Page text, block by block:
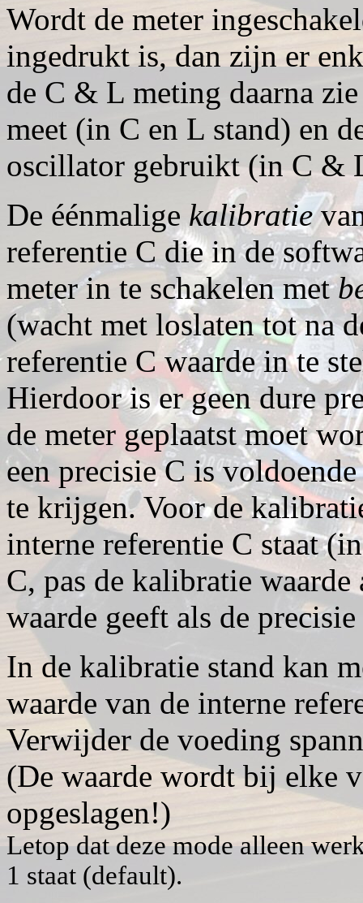
Wordt de meter
ingedrukt is, dan zijn er
de C & L meting daarna
meet (in C en L stand) en
oscillator gebruikt (in C &
De éénmalige kalibratie
referentie C die in de
meter in te schakelen met
(wacht met loslaten tot na
referentie C waarde in te
Hierdoor is er geen dure
de meter geplaatst moet
een precisie C is
te krijgen. Voor de
interne referentie C staat
C, pas de kalibratie
waarde geeft als de
In de kalibratie stand kan
waarde van de interne
Verwijder de voeding
(De waarde wordt bij elke
opgeslagen!)
Letop dat deze mode alleen
1 staat (default).